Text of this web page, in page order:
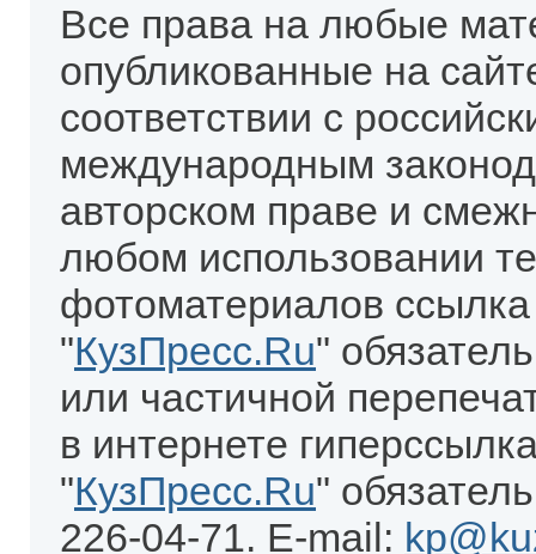
Все права на любые
опубликованные на
соответствии с
международным
авторском праве и
любом использовании
фотоматериалов
"КузПресс.Ru"
или частичной
в интернете
"КузПресс.Ru"
226-04-71. E-mail: